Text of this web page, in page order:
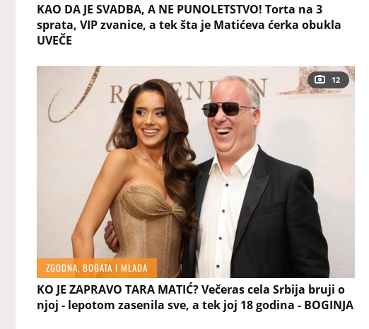
KAO DA JE SVADBA, A NE PUNOLETSTVO! Torta na 3
sprata, VIP zvanice, a tek šta je Matićeva ćerka obukla
UVEČE
12
ZGODNA, BOGATA I MLADA
KO JE ZAPRAVO TARA MATIĆ? Večeras cela Srbija bruji o
njoj - lepotom zasenila sve, a tek joj 18 godina - BOGINJA